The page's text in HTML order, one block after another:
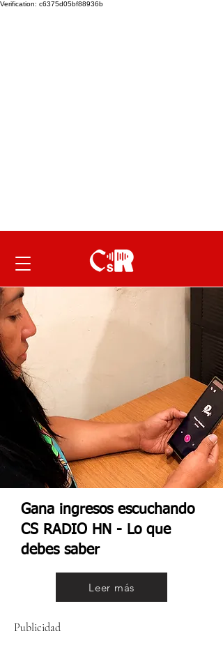
Verification: c6375d05bf88936b
Gana ingresos escuchando
CS RADIO HN - Lo que
debes saber
Leer más
Publicidad